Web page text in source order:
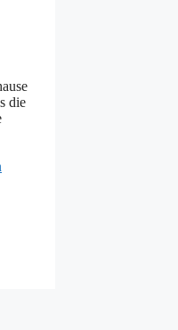
die